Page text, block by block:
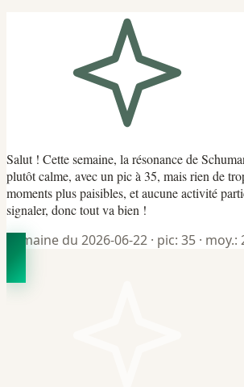
Salut ! Cette semaine, la résonance de
plutôt calme, avec un pic à 35, mais rien de
moments plus paisibles, et aucune activité
signaler, donc tout va bien !
Semaine du 2026-06-22 · pic: 35 · moy.: